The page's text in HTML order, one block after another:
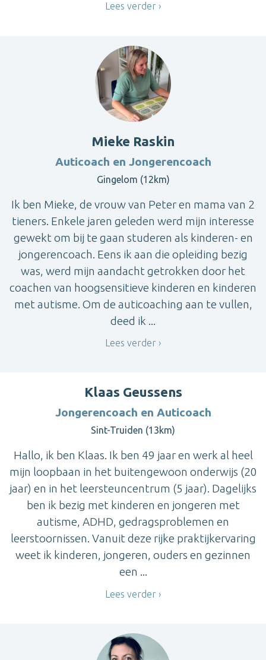
Lees verder
Mieke Raskin
Auticoach en Jongerencoach
Gingelom (12km)
Ik ben Mieke, de vrouw van Peter en mama van 2
tieners. Enkele jaren geleden werd mijn interesse
gewekt om bij te gaan studeren als kinderen- en
jongerencoach. Eens ik aan die opleiding bezig
was, werd mijn aandacht getrokken door het
coachen van hoogsensitieve kinderen en kinderen
met autisme. Om de auticoaching aan te vullen,
deed ik ...
Lees verder
Klaas Geussens
Jongerencoach en Auticoach
Sint-Truiden (13km)
Hallo, ik ben Klaas. Ik ben 49 jaar en werk al heel
mijn loopbaan in het buitengewoon onderwijs (20
jaar) en in het leersteuncentrum (5 jaar). Dagelijks
ben ik bezig met kinderen en jongeren met
autisme, ADHD, gedragsproblemen en
leerstoornissen. Vanuit deze rijke praktijkervaring
weet ik kinderen, jongeren, ouders en gezinnen
een ...
Lees verder